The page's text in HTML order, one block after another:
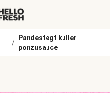
/
Pandestegt kuller i
ponzusauce